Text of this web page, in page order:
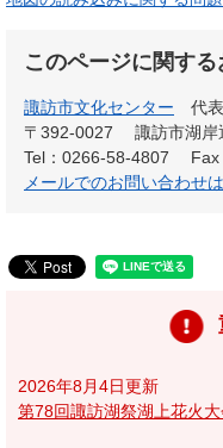
このページに関す
諏訪市文化センター
代表
〒392-0027
諏訪市湖
Tel：0266-58-4807
メールでのお問い合わせ
2026年8月4日更新
第78回諏訪湖祭湖上花火